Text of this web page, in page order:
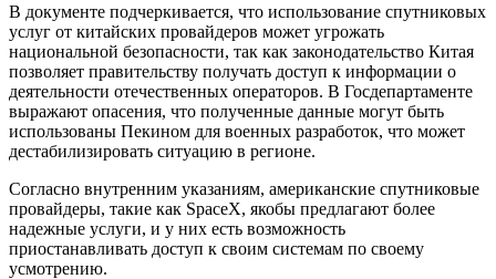
В документе подчеркивается, что использование спутниковых
услуг от китайских провайдеров может угрожать
национальной безопасности, так как законодательство Китая
позволяет правительству получать доступ к информации о
деятельности отечественных операторов. В Госдепартаменте
выражают опасения, что полученные данные могут быть
использованы Пекином для военных разработок, что может
дестабилизировать ситуацию в регионе.
Согласно внутренним указаниям, американские спутниковые
провайдеры, такие как SpaceX, якобы предлагают более
надежные услуги, и у них есть возможность
приостанавливать доступ к своим системам по своему
усмотрению.